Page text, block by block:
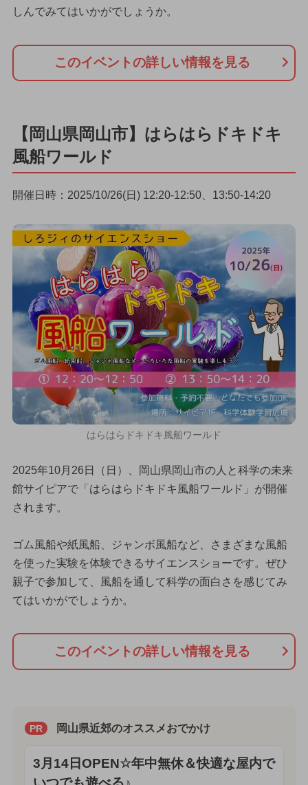
しんでみてはいかがでしょうか。
このイベントの詳しい情報を見る
【岡山県岡山市】はらはらドキドキ
風船ワールド
開催日時：2025/10/26(日) 12:20-12:50、13:50-14:20
はらはらドキドキ風船ワールド
2025年10月26日（日）、岡山県岡山市の人と科学の未来
館サイピアで「はらはらドキドキ風船ワールド」が開催
されます。
ゴム風船や紙風船、ジャンボ風船など、さまざまな風船
を使った実験を体験できるサイエンスショーです。ぜひ
親子で参加して、風船を通して科学の面白さを感じてみ
てはいかがでしょうか。
このイベントの詳しい情報を見る
PR 岡山県近郊のオススメおでかけ
3月14日OPEN☆年中無休＆快適な屋内で